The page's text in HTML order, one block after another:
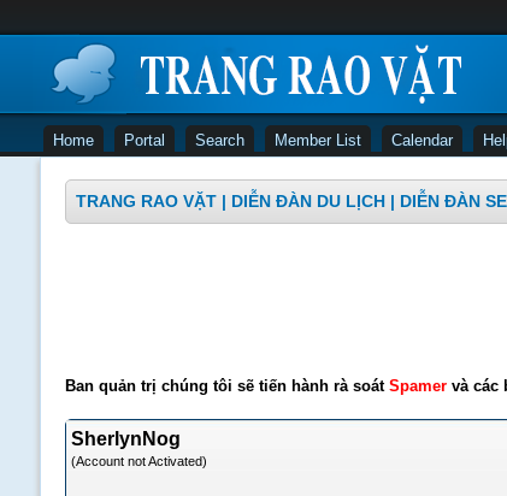
Home Portal Search Member List Calendar
TRANG RAO VẶT | DIỄN ĐÀN DU LỊCH | DIỄN ĐÀN
Ban quản trị chúng tôi sẽ tiến hành rà soát Spamervà các
SherlynNog
(Account not Activated)